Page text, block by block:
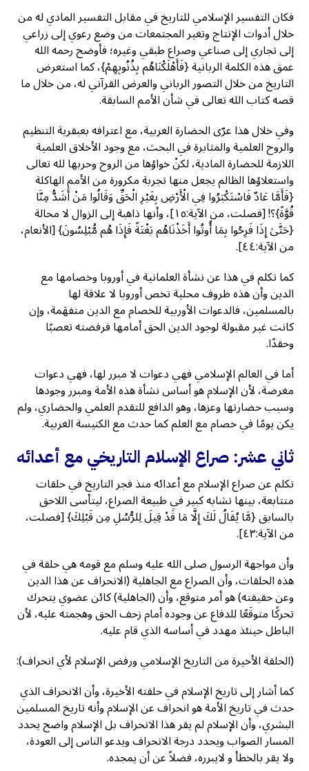
فكان التفسير الإسلامي للتاريخ في مقابل التفسير المادي له من
خلال أدوات الإنتاج وتغير المجتمعات من وضع رعوي إلى زراعي
إلى تجاري إلى صناعي وصراع طبقي وغيره؛ فأوضح رحمه الله
عمق هذه الكلمة الربانية {فَأَهْلَكْنَاهُم بِذُنُوبِهِمْ}، كما استعرض
التاريخ من خلال التصور الرباني والعرض القرآني له، من خلال ما
قصه كتاب الله تعالى في شأن الأمم السابقة.
وفي خلال هذا عرّى الحضارة الغربية، مع اعترافه بعبقرية التنظيم
والروح العلمية والمثابرة في البحث، مع وجود الأخلاق العلمية
اللازمة للحضارة المادية، لكنْ خواؤها من الروح وحربها لله تعالى
واستعلاؤها الظالم يجعل منها تجربة مكرورة من الأمم الهاكلة
{فَأَمَّا عَادٌ فَاسْتَكْبَرُوا فِي الْأَرْضِ بِغَيْرِ الْحَقِّ وَقَالُوا مَنْ أَشَدُّ مِنَّا
قُوَّةً}؟! [فصلت، من الآية:١٥]، وأنها ذاهبة إلى الزوال لا محالة
{حَتَّىٰ إِذَا فَرِحُوا بِمَا أُوتُوا أَخَذْنَاهُم بَغْتَةً فَإِذَا هُم مُّبْلِسُونَ} [الأنعام،
من الآية:٤٤].
كما تكلم في هذا عن نشأة العلمانية في أوروبا وخصامها مع
الدين وأن هذه ظروف محلية تخص أوروبا لا علاقة لها
بالمسلمين، فالدعوات الأوربية للخصام مع الدين متفهَمة، وإن
كانت غير مقبولة لوجود الدين الحق أمامها فرفضته تعصبًا
وحقدًا.
أما في العالم الإسلامي فهي دعوات لا مبرر لها، فهي دعوات
مغرضة، لأن الإسلام هو أساس نشأة هذه الأمة ومبرر وجودها
وسبب حضارتها وعزها، وهو الدافع للتقدم العلمي والحضاري، ولم
يكن يومًا في خصام مع العلم كما حدث مع الكنيسة الغربية.
ثاني عشر: صراع الإسلام التاريخي مع أعدائه
تكلم عن صراع الإسلام مع أعدائه منذ فجر التاريخ في حلقات
متتابعة، بينها تشابه كبير في طبيعة الصراع، ليتأسى اللاحق
بالسابق {مَّا يُقَالُ لَكَ إِلَّا مَا قَدْ قِيلَ لِلرُّسُلِ مِن قَبْلِكَ} [فصلت،
من الآية:٤٣].
وأن مواجهة الرسول صلى الله عليه وسلم مع قومه هي حلقة في
هذه الحلقات، وأن الصراع مع الجاهلية (الانحراف عن هذا الدين
وعن حقيقته) هو أمر متوقع، وأن (الجاهلية) كائن عضوي يتحرك
تحركًا متوقَعًا للدفاع عن وجوده أمام زحف الحق وهجمته عليه، لأن
الباطل حينئذ مهدد في أساسه الذي قام عليه.
(الحلقة الأخيرة من التاريخ الإسلامي ورفض الإسلام لأي انحراف):
كما أشار إلى تاريخ الإسلام في حلقته الأخيرة، وأن الانحراف الذي
حدث في تاريخ الأمة هو انحراف عن الإسلام وأنه تاريخ المسلمين
البشري، وأن الإسلام لم يقر هذا الانحراف بل الإسلام واضح يحدد
المسار الصواب ويحدد درجة الانحراف ويدعو الناس إلى العودة،
ولا يقر بالخطأ و لايبرره، فضلاً عن أن يمجده.